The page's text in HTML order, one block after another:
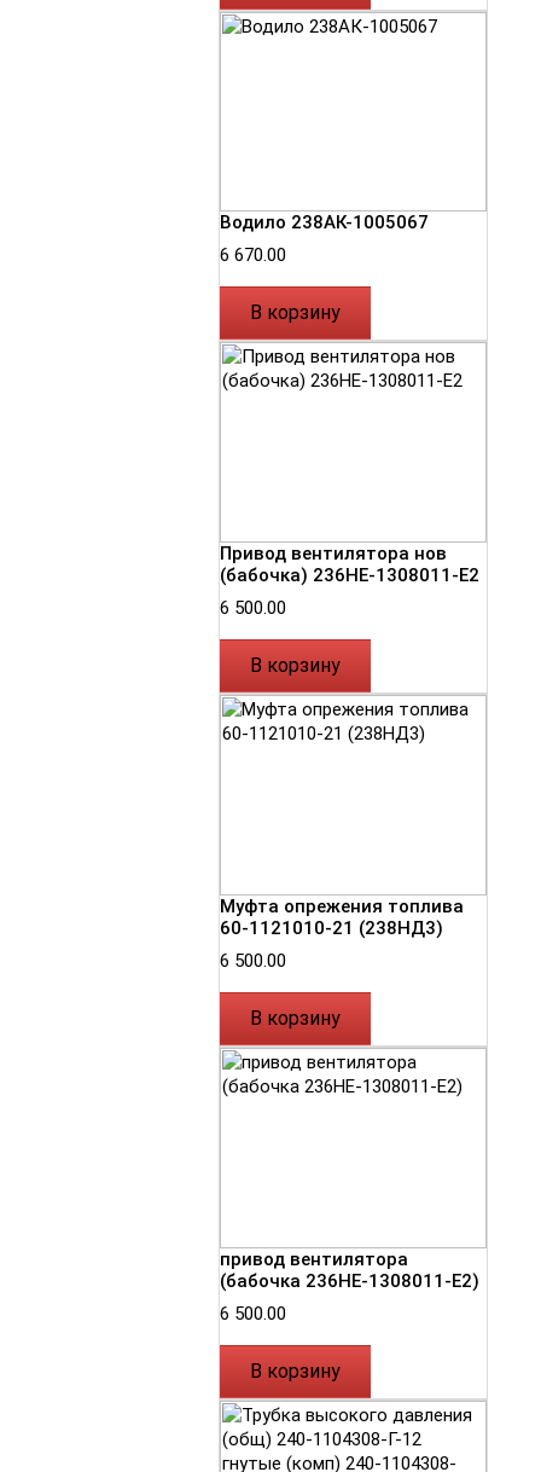
Водило 238АК-1005067
6 670.00
В корзину
Привод вентилятора нов
(бабочка) 236НЕ-1308011-Е2
6 500.00
В корзину
Муфта опрежения топлива
60-1121010-21 (238НД3)
6 500.00
В корзину
привод вентилятора
(бабочка 236НЕ-1308011-Е2)
6 500.00
В корзину